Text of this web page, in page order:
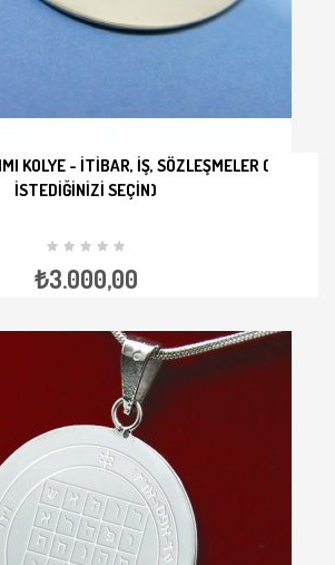
KOLYE - İTIBAR, İŞ, SÖZLEŞMELER (
İSTEDIĞINIZI SEÇIN)
₺3.000,00